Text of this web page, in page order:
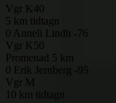
Vgr K40
5 km tidtagn
0 Anneli Lindh -76
Vgr K50
Promenad 5 km
0 Erik Jernberg -95
Vgr M
10 km tidtagn